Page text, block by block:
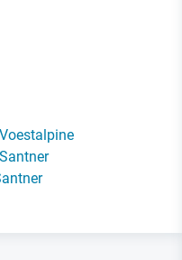
Voestalpine